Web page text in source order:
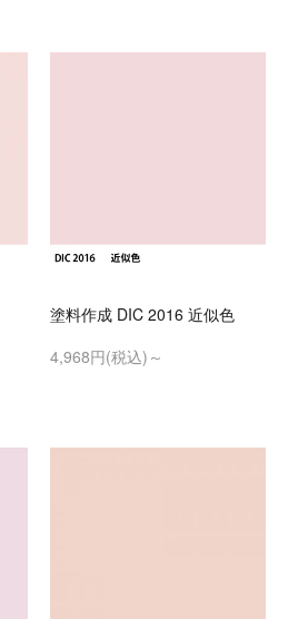
塗料作成 DIC 2016 近似色
4,968円(税込)～